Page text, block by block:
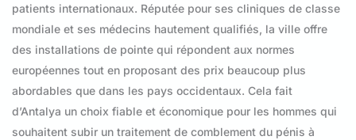
patients internationaux. Réputée pour ses cliniques de classe
mondiale et ses médecins hautement qualifiés, la ville offre
des installations de pointe qui répondent aux normes
européennes tout en proposant des prix beaucoup plus
abordables que dans les pays occidentaux. Cela fait
d’Antalya un choix fiable et économique pour les hommes qui
souhaitent subir un traitement de comblement du pénis à